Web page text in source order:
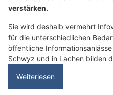
verstärken.
Sie wird deshalb vermehrt
für die unterschiedlichen
öffentliche
Schwyz und in Lachen bilden
Weiterlesen